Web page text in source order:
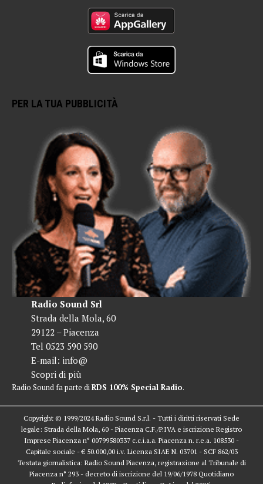
PER LA TUA PUBBLICITÀ
Radio Sound Srl
Strada della Mola, 60
29122 – Piacenza
Tel 0523 590 590
E-mail: info@
Scopri di più
Radio Sound fa parte diRDS 100% Special Radio.
Copyright © 1999/2024 Radio Sound S.r.l. - Tutti i diritti riservati Sede
legale: Strada della Mola, 60 - Piacenza C.F./P.IVA e iscrizione Registro
Imprese Piacenza n° 00799580337 c.c.i.a.a. Piacenza n. r.e.a. 108530 -
Capitale sociale - € 50.000,00 i.v. Licenza SIAE N. 03701 - SCF 862/03
Testata giornalistica: Radio Sound Piacenza, registrazione al Tribunale di
Piacenza n° 293 - decreto di iscrizione del 19/06/1978 Quotidiano